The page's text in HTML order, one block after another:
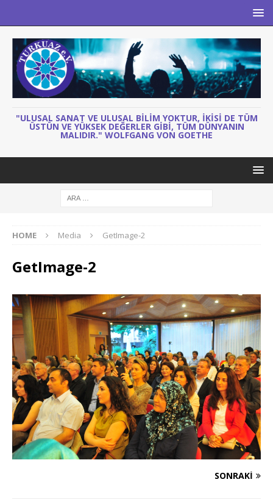
"ULUSAL SANAT VE ULUSAL BILIM YOKTUR, IKISI DE TÜM
ÜSTÜN VE YÜKSEK DEĞERLER GIBI, TÜM DÜNYANIN
MALIDIR." WOLFGANG VON GOETHE
HOME Media GetImage-2
GetImage-2
SONRAKI